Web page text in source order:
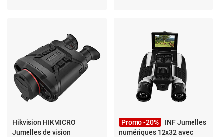
Hikvision HIKMICRO
Jumelles de vision
Promo -20%
INF Jumelles
numériques 12x32 avec